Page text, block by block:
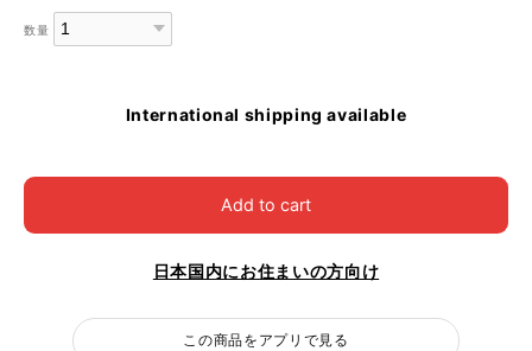
数量
International shipping available
Add to cart
日本国内にお住まいの方向け
この商品をアプリで見る